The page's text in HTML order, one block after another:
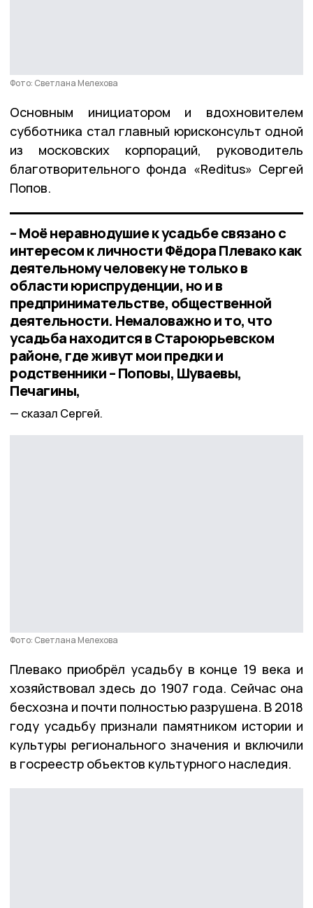
Фото: Светлана Мелехова
Основным инициатором и вдохновителем
субботника стал главный юрисконсульт одной
из московских корпораций, руководитель
благотворительного фонда «Reditus» Сергей
Попов.
– Моё неравнодушие к усадьбе связано с
интересом к личности Фёдора Плевако как
деятельному человеку не только в
области юриспруденции, но и в
предпринимательстве, общественной
деятельности. Немаловажно и то, что
усадьба находится в Староюрьевском
районе, где живут мои предки и
родственники – Поповы, Шуваевы,
Печагины,
сказал Сергей.
Фото: Светлана Мелехова
Плевако приобрёл усадьбу в конце 19 века и
хозяйствовал здесь до 1907 года. Сейчас она
бесхозна и почти полностью разрушена. В 2018
году усадьбу признали памятником истории и
культуры регионального значения и включили
в госреестр объектов культурного наследия.